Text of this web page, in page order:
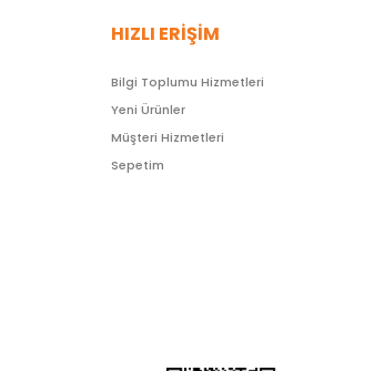
HIZLI ERİŞİM
Bilgi Toplumu Hizmetleri
Yeni Ürünler
Müşteri Hizmetleri
Sepetim